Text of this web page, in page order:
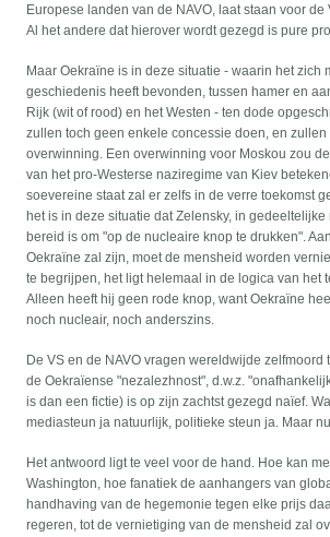
Europese landen van de NAVO, laat staan voor de
Al het andere dat hierover wordt gezegd is pure
Maar Oekraïne is in deze situatie - waarin het zich
geschiedenis heeft bevonden, tussen hamer en
Rijk (wit of rood) en het Westen - ten dode
zullen toch geen enkele concessie doen, en
overwinning. Een overwinning voor Moskou zou
van het pro-Westerse naziregime van Kiev
soevereine staat zal er zelfs in de verre toekomst
het is in deze situatie dat Zelensky, in gedeeltelijke
bereid is om "op de nucleaire knop te drukken".
Oekraïne zal zijn, moet de mensheid worden
te begrijpen, het ligt helemaal in de logica van het
Alleen heeft hij geen rode knop, want Oekraïne
noch nucleair, noch anderszins.
De VS en de NAVO vragen wereldwijde zelfmoord
de Oekraïense "nezalezhnost", d.w.z.
is dan een fictie) is op zijn zachtst gezegd naïef.
mediasteun ja natuurlijk, politieke steun ja. Maar
Het antwoord ligt te veel voor de hand. Hoe kan
Washington, hoe fanatiek de aanhangers van
handhaving van de hegemonie tegen elke prijs
regeren, tot de vernietiging van de mensheid zal